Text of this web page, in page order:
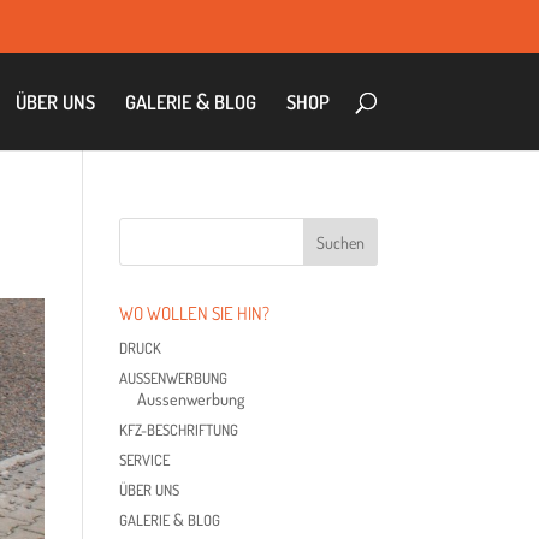
ÜBER UNS GALE­RIE& BLOG SHOP
WO WOL­LEN SIE HIN?
DRUCK
AUS­SEN­WER­BUNG
Aus­sen­wer­bung
KFZ-BESCHRIF­TUNG
SER­VICE
ÜBER UNS
GALE­RIE& BLOG